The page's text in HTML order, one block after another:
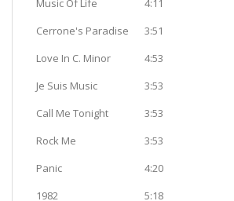
Music Of Life
4:11
Cerrone's Paradise
3:51
Love In C. Minor
4:53
Je Suis Music
3:53
Call Me Tonight
3:53
Rock Me
3:53
Panic
4:20
1982
5:18